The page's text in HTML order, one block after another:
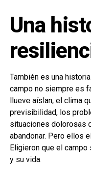
Una
También es una
campo no siempre es
llueve aíslan, el clima
previsibilidad, los
situaciones dolorosas
abandonar. Pero ellos
Eligieron que el
y su vida.